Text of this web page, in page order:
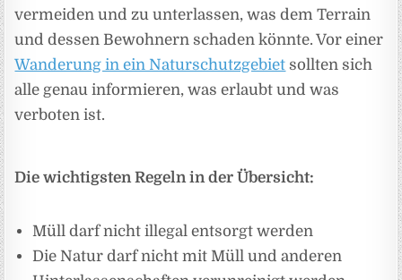
vermeiden und zu unterlassen, was dem Terrain
und dessen Bewohnern schaden könnte. Vor einer
Wanderung in ein Naturschutzgebiet sollten sich
alle genau informieren, was erlaubt und was
verboten ist.
Die wichtigsten Regeln in der Übersicht:
Müll darf nicht illegal entsorgt werden
Die Natur darf nicht mit Müll und anderen